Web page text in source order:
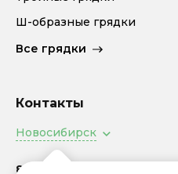
Ш-образные грядки
Все грядки
Контакты
Новосибирск
8 (800) 505-94-92